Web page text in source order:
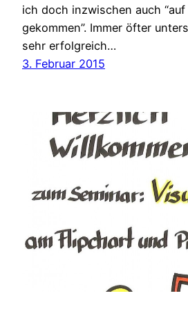
ich doch inzwischen auch
gekommen”. Immer öfter
sehr erfolgreich…
3. Februar 2015